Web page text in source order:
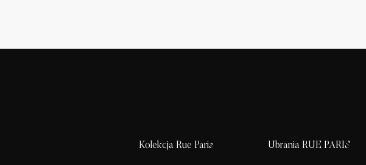
Kolekcja Rue Paris Ubrania RUE PARIS